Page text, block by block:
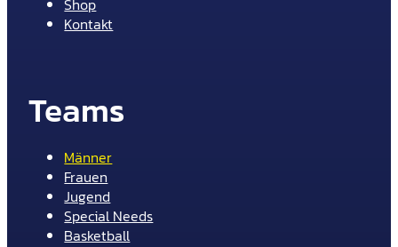
Shop
Kontakt
Teams
Männer
Frauen
Jugend
Special Needs
Basketball